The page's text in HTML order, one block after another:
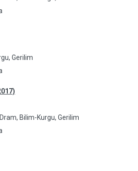
Gerilim
Bilim-Kurgu, Gerilim